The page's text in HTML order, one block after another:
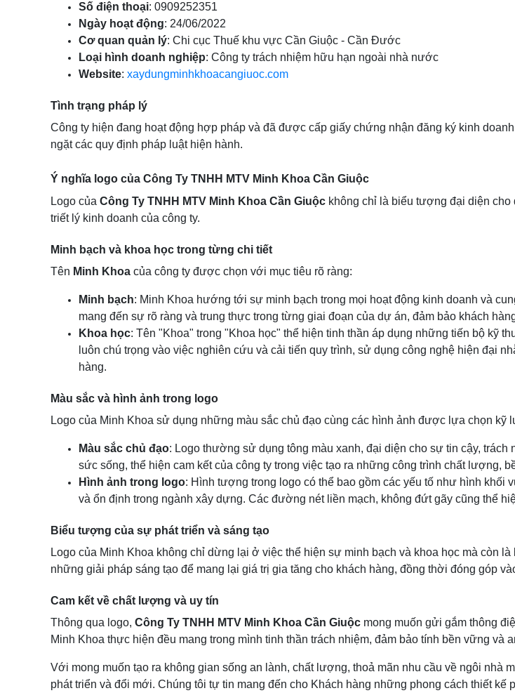
Số điện thoại: 0909252351
Ngày hoạt động: 24/06/2022
Cơ quan quản lý: Chi cục Thuế khu vực Cần Giuộc - Cần Đước
Loại hình doanh nghiệp: Công ty trách nhiệm hữu hạn ngoài nhà nước
Website: xaydungminhkhoacangiuoc.com
Tình trạng pháp lý
Công ty hiện đang hoạt động hợp pháp và đã được cấp giấy chứng nhận đăng ký kinh
ngặt các quy định pháp luật hiện hành.
Ý nghĩa logo của Công Ty TNHH MTV Minh Khoa Cần Giuộc
Logo của Công Ty TNHH MTV Minh Khoa Cần Giuộc không chỉ là biểu tượng đại diện
triết lý kinh doanh của công ty.
Minh bạch và khoa học trong từng chi tiết
Tên Minh Khoa của công ty được chọn với mục tiêu rõ ràng:
Minh bạch: Minh Khoa hướng tới sự minh bạch trong mọi hoạt động kinh doanh và
mang đến sự rõ ràng và trung thực trong từng giai đoạn của dự án, đảm bảo khách
Khoa học: Tên "Khoa" trong "Khoa học" thể hiện tinh thần áp dụng những tiến bộ kỹ
luôn chú trọng vào việc nghiên cứu và cải tiến quy trình, sử dụng công nghệ hiện đại
hàng.
Màu sắc và hình ảnh trong logo
Logo của Minh Khoa sử dụng những màu sắc chủ đạo cùng các hình ảnh được lựa chọn kỹ
Màu sắc chủ đạo: Logo thường sử dụng tông màu xanh, đại diện cho sự tin cậy,
sức sống, thể hiện cam kết của công ty trong việc tạo ra những công trình chất lượng,
Hình ảnh trong logo: Hình tượng trong logo có thể bao gồm các yếu tố như hình
và ổn định trong ngành xây dựng. Các đường nét liền mạch, không đứt gãy cũng thể
Biểu tượng của sự phát triển và sáng tạo
Logo của Minh Khoa không chỉ dừng lại ở việc thể hiện sự minh bạch và khoa học mà còn
những giải pháp sáng tạo để mang lại giá trị gia tăng cho khách hàng, đồng thời đóng góp
Cam kết về chất lượng và uy tín
Thông qua logo, Công Ty TNHH MTV Minh Khoa Cần Giuộc mong muốn gửi gắm thông
Minh Khoa thực hiện đều mang trong mình tinh thần trách nhiệm, đảm bảo tính bền vững và
Với mong muốn tạo ra không gian sống an lành, chất lượng, thoả mãn nhu cầu về ngôi nhà
phát triển và đổi mới. Chúng tôi tự tin mang đến cho Khách hàng những phong cách thiết